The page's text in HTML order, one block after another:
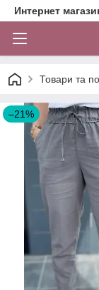
Интернет
Товари та
–21%